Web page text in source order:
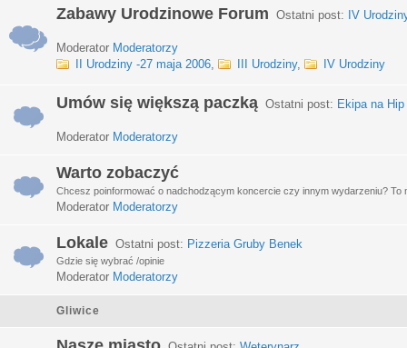
Zabawy Urodzinowe Forum Ostatni post: IV
Moderator Moderatorzy
II Urodziny -27 maja 2006, III Urodziny, IV Urodziny
Umów się większą paczką Ostatni post: Ekipa na
Moderator Moderatorzy
Warto zobaczyć
Chcesz poinformować o nadchodzącym koncercie czy innym wydarzeniu? To
Moderator Moderatorzy
Lokale Ostatni post: Pizzeria Gruby Benek
Gdzie się wybrać /opinie
Moderator Moderatorzy
Gliwice